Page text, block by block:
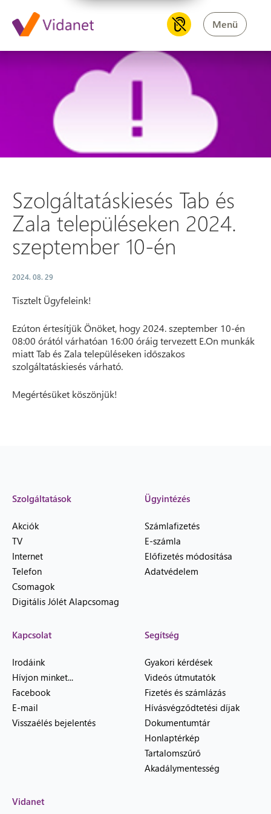
Menü
Szolgáltatáskiesés Tab és
Szolgáltatáskiesés Tab és
Zala településeken 2024.
szeptember 10-én
2024. 08. 29
Tisztelt Ügyfeleink!
Ezúton értesítjük Önöket, hogy 2024. szeptember 10-én
08:00 órától várhatóan 16:00 óráig tervezett E.On munkák
miatt Tab és Zala településeken időszakos
szolgáltatáskiesés várható.
Megértésüket köszönjük!
Szolgáltatások
Akciók
TV
Internet
Telefon
Csomagok
Digitális Jólét Alapcsomag
Ügyintézés
Számlafizetés
E-számla
Előfizetés módosítása
Adatvédelem
Kapcsolat
Irodáink
Hívjon minket...
Facebook
E-mail
Visszaélés bejelentés
Segítség
Gyakori kérdések
Videós útmutatók
Fizetés és számlázás
Hívásvégződtetési díjak
Dokumentumtár
Honlaptérkép
Tartalomszűrő
Akadálymentesség
Vidanet